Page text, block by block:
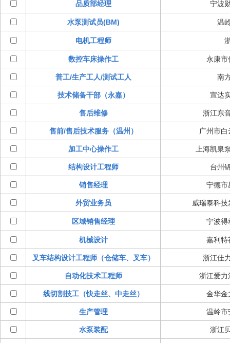
品质部经理 宁波
水泵测试员(BM) 温
电机工程师
数控车床操作工 永康市
普工/生产工人/测试工人 南
技术储备干部（永嘉） 宣达
售后维修 浙江东
售前/售后技术服务（温州） 广州市
加工中心操作工 上海凯泉
结构设计工程师 台州
销售经理 宁德市
外贸业务员 威瑞泰科
区域销售经理 宁波得
机械设计 嘉利特
叉车结构设计工程师（仓储车、叉车） 浙江佳
自动化技术工程师 浙江爱力
线切割技工（快走丝、中走丝） 金华金
生产管理 温岭市
水泵装配 浙江